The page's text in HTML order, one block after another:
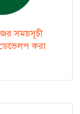
সময়সূচী
করা